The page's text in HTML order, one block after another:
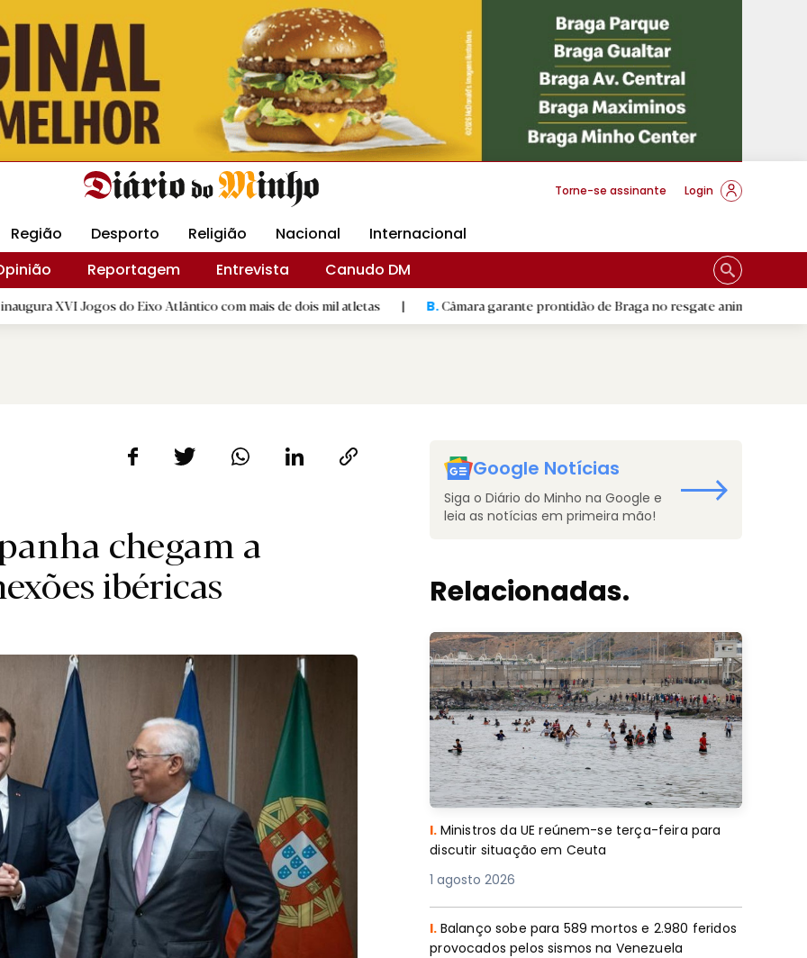
Revista Minha Gráfica DM Livraria DM Arquidiocese Braga
Torne-se assinante Login
Região Desporto Religião Nacional
Internacional
Reportagem Entrevista Canudo DM
Jogos do Eixo Atlântico com mais de dois mil atletas | B.Câmara garante prontidão de Braga no resgate animal | R.
chegam a
ibéricas
Google Notícias
Siga o Diário do Minho na Google e
leia as notícias em primeira mão!
Relacionadas.
I. Ministros da UE reúnem-se terça-feira para
discutir situação em Ceuta
1 agosto 2026
I. Balanço sobe para 589 mortos e 2.980 feridos
provocados pelos sismos na Venezuela